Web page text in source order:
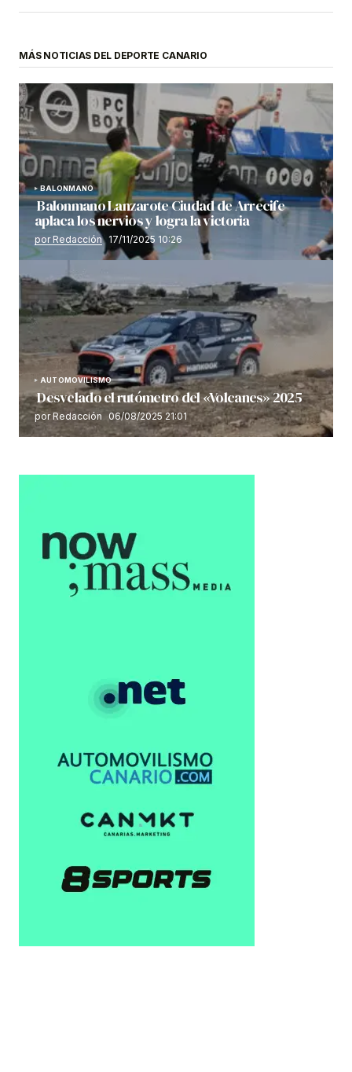
MÁS NOTICIAS DEL DEPORTE CANARIO
BALONMANO
Balonmano Lanzarote Ciudad de Arrecife
aplaca los nervios y logra la victoria
por Redacción 17/11/2025 10:26
AUTOMOVILISMO
Desvelado el rutómetro del «Volcanes» 2025
por Redacción 06/08/2025 21:01